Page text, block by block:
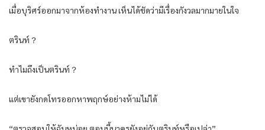
เมื่อบุริศร์ออกมาจากห้องทำงาน เห็นได้ชัดว่ามีเรื่องกังวลมากมายในใจ
ตรินท์？
ทำไมถึงเป็นตรินท์？
แต่เขายังกดโทรออกหาพฤกษ์อย่างห้ามไม่ได้